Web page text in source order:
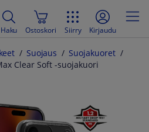
Haku Ostoskori Siirry Kirjaudu
Suojaus
Suojakuoret
Clear Soft -suojakuori